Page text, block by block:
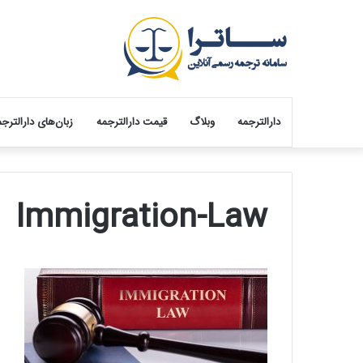
دارالترجمه وبلاگ قیمت دارالترجمه زبان‌های
Immigration-Law